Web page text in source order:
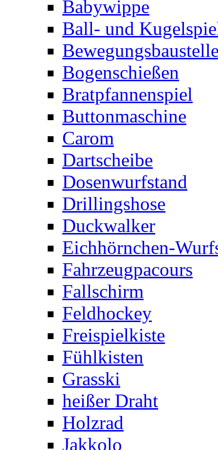
Babywippe
Ball- und
Bogenschießen
Bratpfannenspiel
Buttonmaschine
Carom
Dartscheibe
Dosenwurfstand
Drillingshose
Duckwalker
Eichhörnchen-
Fahrzeugpacours
Fallschirm
Feldhockey
Freispielkiste
Fühlkisten
Grasski
heißer Draht
Holzrad
Jakkolo